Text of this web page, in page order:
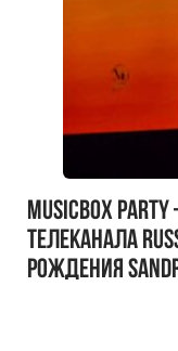
MUSICBOX
телеканала
рождения